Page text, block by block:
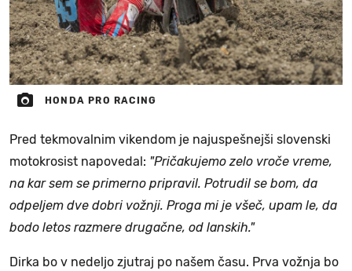
HONDA PRO RACING
Pred tekmovalnim vikendom je najuspešnejši slovenski
motokrosist napovedal: "Pričakujemo zelo vroče vreme,
na kar sem se primerno pripravil. Potrudil se bom, da
odpeljem dve dobri vožnji. Proga mi je všeč, upam le, da
bodo letos razmere drugačne, od lanskih."
Dirka bo v nedeljo zjutraj po našem času. Prva vožnja bo